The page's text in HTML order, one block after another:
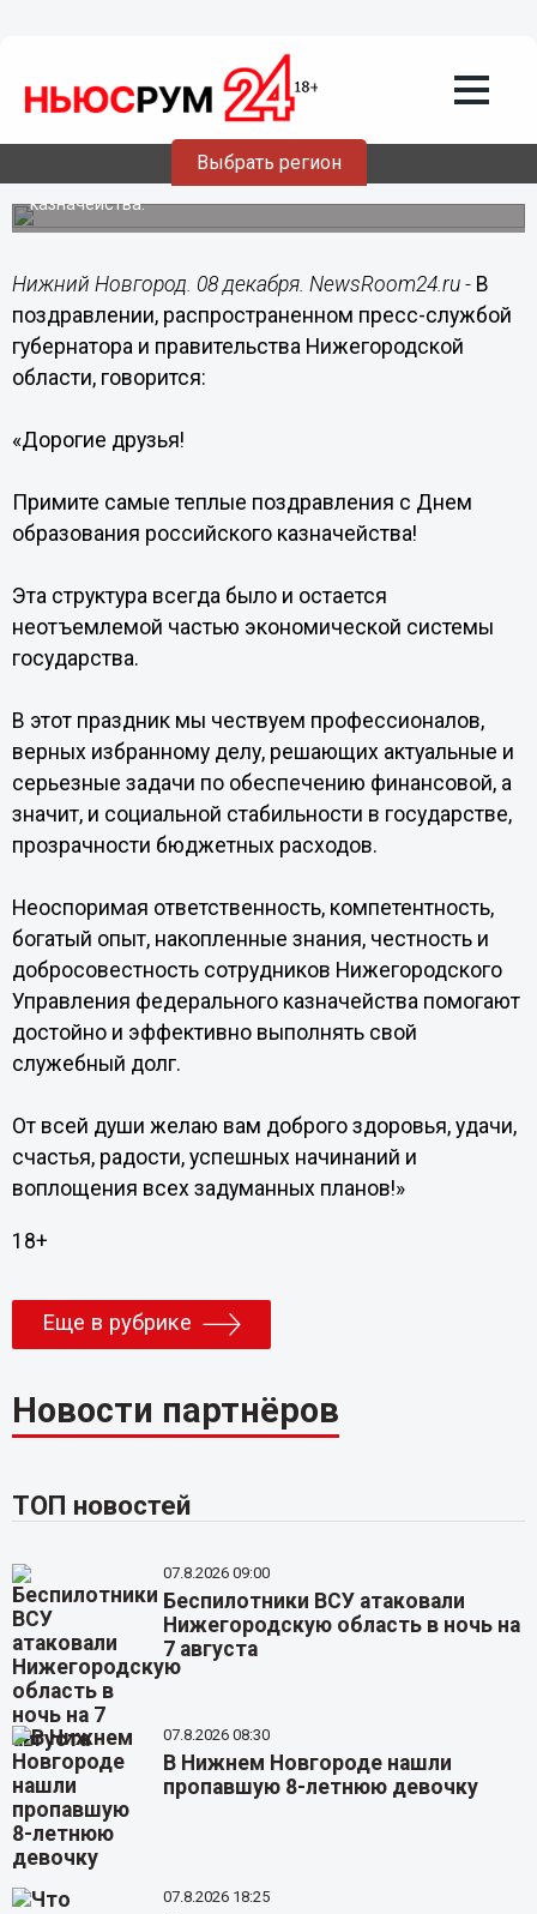
Выбрать регион
Казначейство - неотъемлемая часть
экономической системы государства -
Губернатор Нижегородской области поздравил
нижегородцев с Днем образования Российского
казначейства.
Нижний Новгород. 08 декабря. NewsRoom24.ru - В
поздравлении, распространенном пресс-службой
губернатора и правительства Нижегородской
области, говорится:
«Дорогие друзья!
Примите самые теплые поздравления с Днем
образования российского казначейства!
Эта структура всегда было и остается
неотъемлемой частью экономической системы
государства.
В этот праздник мы чествуем профессионалов,
верных избранному делу, решающих актуальные и
серьезные задачи по обеспечению финансовой, а
значит, и социальной стабильности в государстве,
прозрачности бюджетных расходов.
Неоспоримая ответственность, компетентность,
богатый опыт, накопленные знания, честность и
добросовестность сотрудников Нижегородского
Управления федерального казначейства помогают
достойно и эффективно выполнять свой
служебный долг.
От всей души желаю вам доброго здоровья, удачи,
счастья, радости, успешных начинаний и
воплощения всех задуманных планов!»
18+
Еще в рубрике
Новости партнёров
ТОП новостей
07.8.2026 09:00
Беспилотники ВСУ атаковали
Нижегородскую область в ночь на
7 августа
07.8.2026 08:30
В Нижнем Новгороде нашли
пропавшую 8-летнюю девочку
07.8.2026 18:25